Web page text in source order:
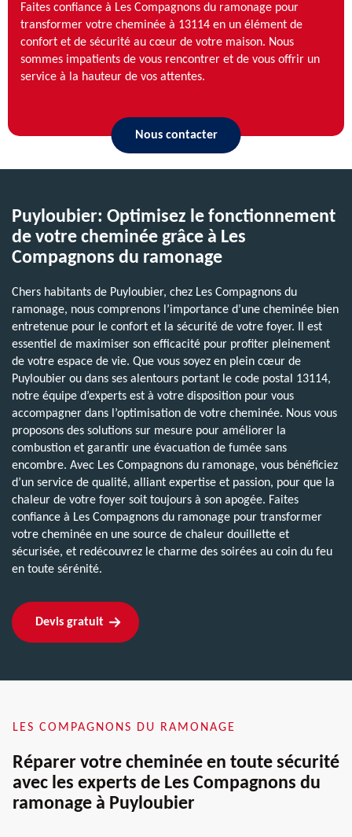
Faites confiance à Les Compagnons du ramonage pour
transformer votre cheminée à 13114 en un élément de
confort et de sécurité au cœur de votre maison. Nous
sommes impatients de vous rencontrer et de vous offrir un
service à la hauteur de vos attentes.
Nous contacter
Puyloubier: Optimisez le fonctionnement
de votre cheminée grâce à Les
Compagnons du ramonage
Chers habitants de Puyloubier, chez Les Compagnons du
ramonage, nous comprenons l’importance d’une cheminée bien
entretenue pour le confort et la sécurité de votre foyer. Il est
essentiel de maximiser son efficacité pour profiter pleinement
de votre espace de vie. Que vous soyez en plein cœur de
Puyloubier ou dans ses alentours portant le code postal 13114,
notre équipe d’experts est à votre disposition pour vous
accompagner dans l’optimisation de votre cheminée. Nous vous
proposons des solutions sur mesure pour améliorer la
combustion et garantir une évacuation de fumée sans
encombre. Avec Les Compagnons du ramonage, vous bénéficiez
d’un service de qualité, alliant expertise et passion, pour que la
chaleur de votre foyer soit toujours à son apogée. Faites
confiance à Les Compagnons du ramonage pour transformer
votre cheminée en une source de chaleur douillette et
sécurisée, et redécouvrez le charme des soirées au coin du feu
en toute sérénité.
Devis gratuit
LES COMPAGNONS DU RAMONAGE
Réparer votre cheminée en toute sécurité
avec les experts de Les Compagnons du
ramonage à Puyloubier